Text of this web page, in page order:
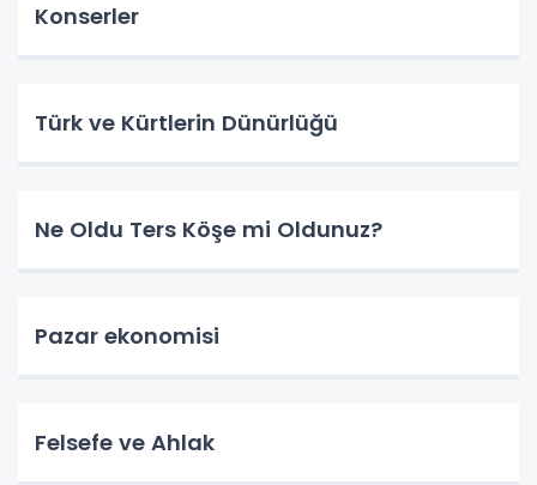
Konserler
Türk ve Kürtlerin Dünürlüğü
Ne Oldu Ters Köşe mi Oldunuz?
Pazar ekonomisi
Felsefe ve Ahlak